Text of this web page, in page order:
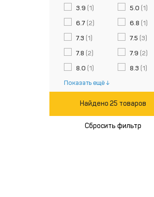
3.9 (1) 5.0 (1)
6.7 (2) 6.8 (1)
7.3 (1) 7.5 (3)
7.8 (2) 7.9 (2)
8.0 (1) 8.3 (1)
Показать ещё
Найдено 25 товаров
Сбросить фильтр